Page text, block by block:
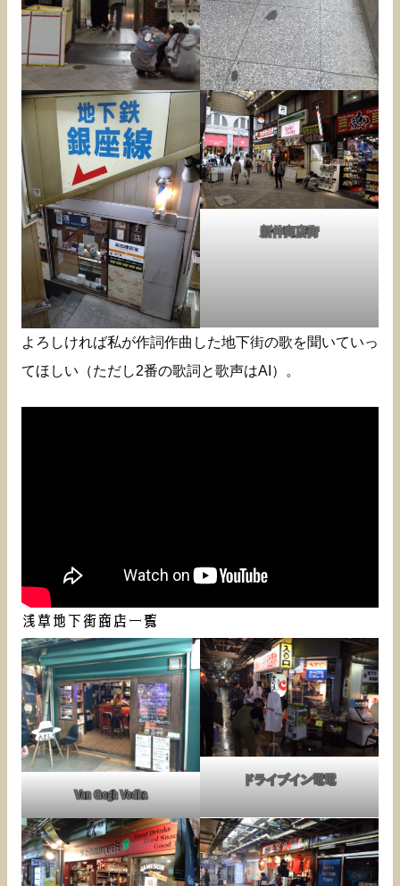
新仲商店街
よろしければ私が作詞作曲した地下街の歌を聞いていっ
てほしい（ただし2番の歌詞と歌声はAI）。
浅草地下街商店一覧
Van Gogh Vodka
ドライブイン電電